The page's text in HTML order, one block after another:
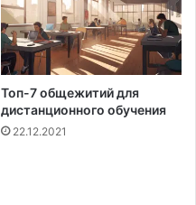
Топ-7 общежитий для
дистанционного обучения
22.12.2021